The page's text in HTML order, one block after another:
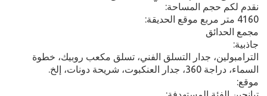
نقدم لكم حجم المساحة:
4160 متر مربع موقع الحديقة:
مجمع الحدائق
جاذبية:
الترامبولين، جدار التسلق الفني، تسلق مكعب روبيك، خطوة
السماء، دراجة 360، جدار العنكبوت، شريحة دونات، إلخ.
موقع: